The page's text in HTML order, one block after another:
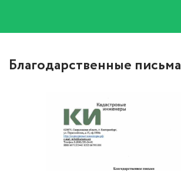
Благодарственные письма